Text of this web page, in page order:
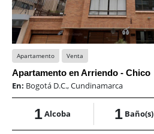
Apartamento Venta
Apartamento en Arriendo - Chico
En: Bogotá D.C., Cundinamarca
1Alcoba 1 Baño(s)